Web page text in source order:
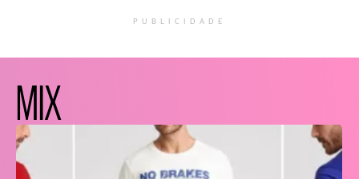
PUBLICIDADE
MIX